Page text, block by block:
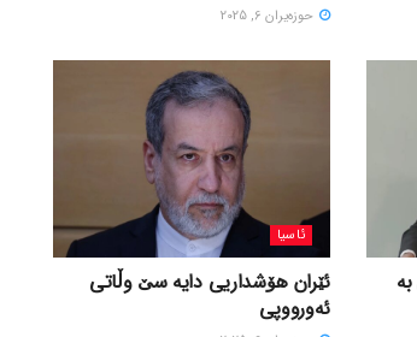
حوزه‌یران 6, 2025
ئاسیا
ئێران هۆشداریی دایە سێ وڵاتی
ئەورووپی